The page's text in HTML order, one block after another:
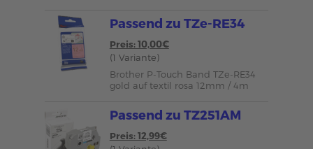
Passend zu TZe-RE34
Preis: 10,00€
(1 Variante)
Brother P-Touch Band TZe-RE34
gold auf textil rosa 12mm / 4m
Passend zu TZ251AM
Preis: 12,99€